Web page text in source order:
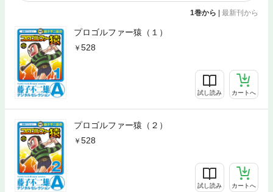
1巻から | 最新刊から
プロゴルファー猿（１）
528
試し読み カートへ
プロゴルファー猿（２）
528
試し読み カートへ